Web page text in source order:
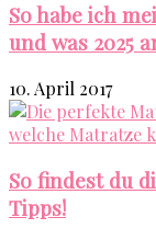
So habe ich
und was 2025
10. April 2017
So findest du
Tipps!